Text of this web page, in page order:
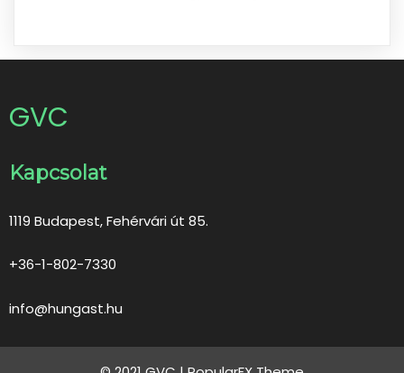
GVC
Kapcsolat
1119 Budapest, Fehérvári út 85.
+36-1-802-7330
info@hungast.hu